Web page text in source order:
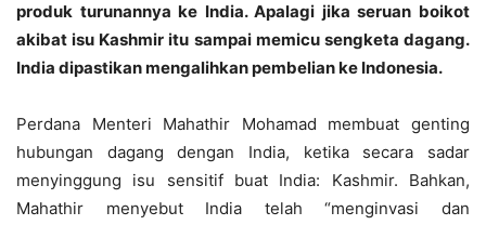
produk turunannya ke India. Apalagi jika seruan boikot
akibat isu Kashmir itu sampai memicu sengketa dagang.
India dipastikan mengalihkan pembelian ke Indonesia.
Perdana Menteri Mahathir Mohamad membuat genting
hubungan dagang dengan India, ketika secara sadar
menyinggung isu sensitif buat India: Kashmir. Bahkan,
Mahathir menyebut India telah “menginvasi dan